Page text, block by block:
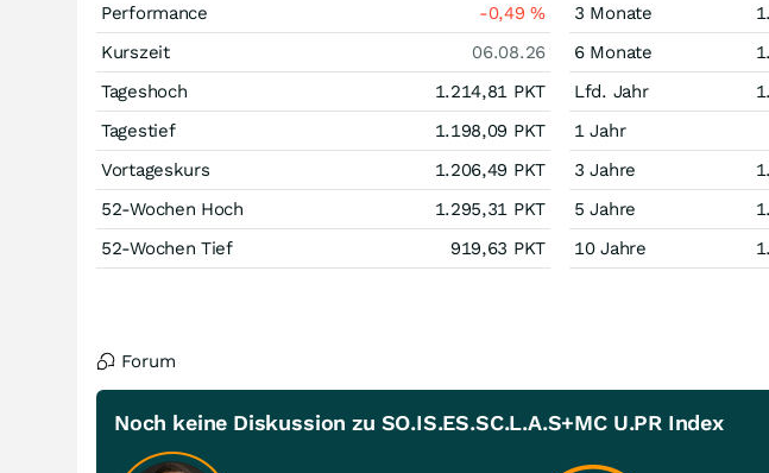
Performance
-0,49%
Kurszeit
06.08.26
Tageshoch
1.214,81 PKT
Tagestief
1.198,09 PKT
Vortageskurs
1.206,49 PKT
52-Wochen Hoch
1.295,31 PKT
52-Wochen Tief
919,63 PKT
3 Monate
6 Monate
Lfd. Jahr
1 Jahr
3 Jahre
5 Jahre
10 Jahre
Forum
Noch keine Diskussion zu SO.IS.ES.SC.L.A.S+MC U.PR Index